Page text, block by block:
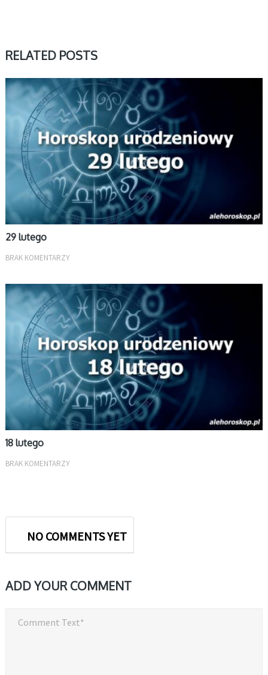
RELATED POSTS
LUTY
29 lutego
BRAK KOMENTARZY
LUTY
18 lutego
BRAK KOMENTARZY
NO COMMENTS YET
ADD YOUR COMMENT